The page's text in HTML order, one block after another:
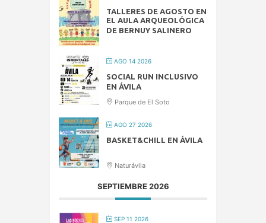
TALLERES DE AGOSTO EN
EL AULA ARQUEOLÓGICA
DE BERNUY SALINERO
AGO 14 2026
SOCIAL RUN INCLUSIVO
EN ÁVILA
Parque de El Soto
AGO 27 2026
BASKET&CHILL EN ÁVILA
Naturávila
SEPTIEMBRE 2026
SEP 11 2026